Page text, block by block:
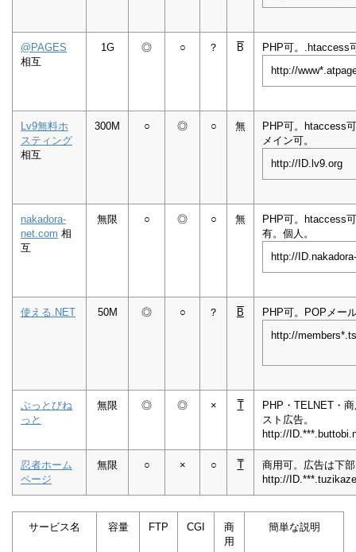
@PAGES
相互
1G ◎ ○ ？ B
PHP可。.htaccess
http://
Lv9無料ホ
スティング
相互
300M ○ ◎ ○ 無
PHP可。htaccess
メイン可。
http://ID.lv9.org
nakadora-
net.com 相
互
無限 ○ ◎ ○ 無
PHP可。htaccess
有。個人。
http://
使える.NET 50M ◎ ○ ？ B
PHP可。POPメー
http://
ぶっとびね
っと
無限 ◎ ◎ × T
PHP・TELNET・
スト広告。
http://
忍者ホーム
ページ
無限 ○ × ○ T
商用可。広告は下
http://
サービス名 容量 FTP CGI
商
用
簡単な説明